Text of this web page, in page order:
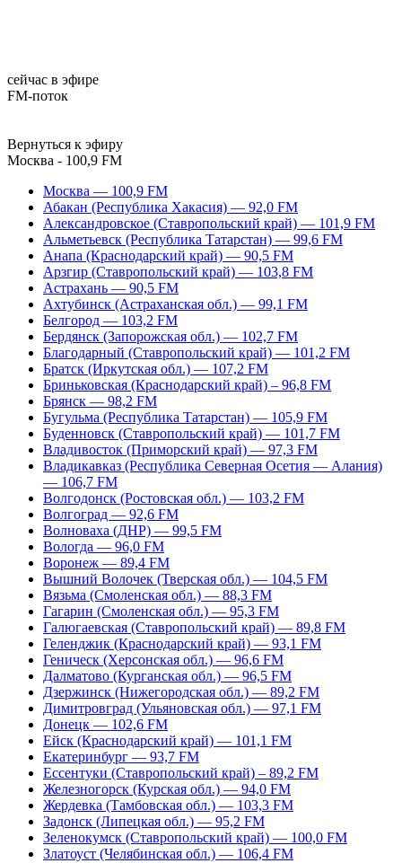
сейчас в эфире
FM-поток
Вернуться к эфиру
Москва - 100,9 FM
Москва — 100,9 FM
Абакан (Республика Хакасия) — 92,0 FM
Александровское (Ставропольский край) — 101,9 FM
Альметьевск (Республика Татарстан) — 99,6 FM
Анапа (Краснодарский край) — 90,5 FM
Арзгир (Ставропольский край) — 103,8 FM
Астрахань — 90,5 FM
Ахтубинск (Астраханская обл.) — 99,1 FM
Белгород — 103,2 FM
Бердянск (Запорожская обл.) — 102,7 FM
Благодарный (Ставропольский край) — 101,2 FM
Братск (Иркутская обл.) — 107,2 FM
Бриньковская (Краснодарский край) – 96,8 FM
Брянск — 98,2 FM
Бугульма (Республика Татарстан) — 105,9 FM
Буденновск (Ставропольский край) — 101,7 FM
Владивосток (Приморский край) — 97,3 FM
Владикавказ (Республика Северная Осетия — Алания)
— 106,7 FM
Волгодонск (Ростовская обл.) — 103,2 FM
Волгоград — 92,6 FM
Волноваха (ДНР) — 99,5 FM
Вологда — 96,0 FM
Воронеж — 89,4 FM
Вышний Волочек (Тверская обл.) — 104,5 FM
Вязьма (Смоленская обл.) — 88,3 FM
Гагарин (Смоленская обл.) — 95,3 FM
Галюгаевская (Ставропольский край) — 89,8 FM
Геленджик (Краснодарский край) — 93,1 FM
Геническ (Херсонская обл.) — 96,6 FM
Далматово (Курганская обл.) — 96,5 FM
Дзержинск (Нижегородская обл.) — 89,2 FM
Димитровград (Ульяновская обл.) — 97,1 FM
Донецк — 102,6 FM
Ейск (Краснодарский край) — 101,1 FM
Екатеринбург — 93,7 FM
Ессентуки (Ставропольский край) – 89,2 FM
Железногорск (Курская обл.) — 94,0 FM
Жердевка (Тамбовская обл.) — 103,3 FM
Задонск (Липецкая обл.) — 95,2 FM
Зеленокумск (Ставропольский край) — 100,0 FM
Златоуст (Челябинская обл.) — 106,4 FM